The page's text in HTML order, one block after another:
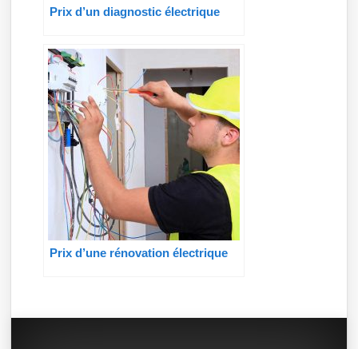
Prix d’un diagnostic électrique
Prix d’une rénovation électrique